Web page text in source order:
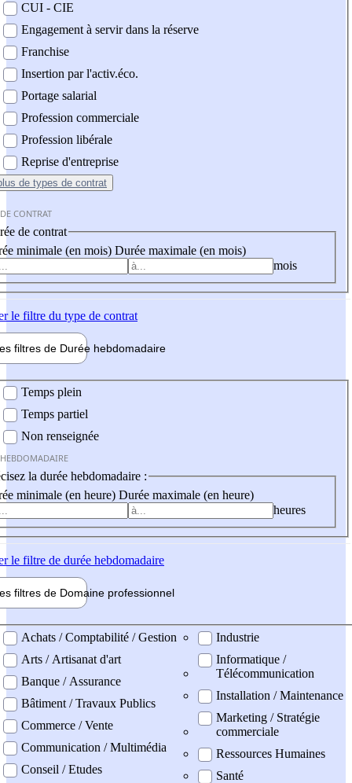
CUI - CIE
Engagement à servir dans la réserve
Franchise
Insertion par l'activ.éco.
Portage salarial
Profession commerciale
Profession libérale
Reprise d'entreprise
de types de contrat
CONTRAT
de contrat
minimale (en mois) Durée maximale (en mois)
mois
le filtre du type de contrat
filtres de Durée hebdomadaire
Temps plein
Temps partiel
Non renseignée
la durée hebdomadaire :
minimale (en heure) Durée maximale (en heure)
heures
le filtre de durée hebdomadaire
filtres de Domaine professionnel
professionel
Achats / Comptabilité / Gestion
Arts / Artisanat d'art
Banque / Assurance
Bâtiment / Travaux Publics
Commerce / Vente
Communication / Multimédia
Conseil / Etudes
Industrie
Informatique /
Télécommunication
Installation / Maintenance
Marketing / Stratégie
commerciale
Ressources Humaines
Santé